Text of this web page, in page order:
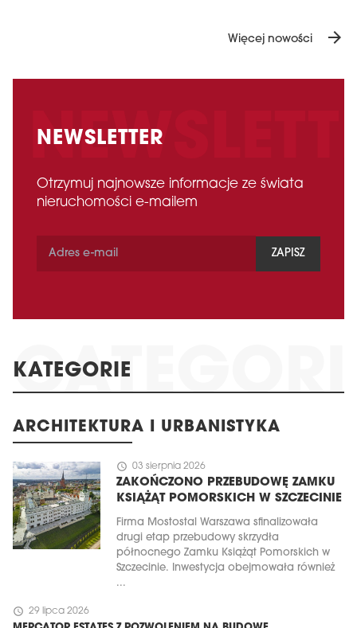
Więcej nowości arrow_forward
NEWSLETTER
Otrzymuj najnowsze informacje ze świata
nieruchomości e-mailem
ZAPISZ
KATEGORIE
ARCHITEKTURA I URBANISTYKA
schedule 03 sierpnia 2026
ZAKOŃCZONO PRZEBUDOWĘ ZAMKU
KSIĄŻĄT POMORSKICH W SZCZECINIE
Firma Mostostal Warszawa sfinalizowała
drugi etap przebudowy skrzydła
północnego Zamku Książąt Pomorskich w
Szczecinie. Inwestycja obejmowała również
...
schedule 29 lipca 2026